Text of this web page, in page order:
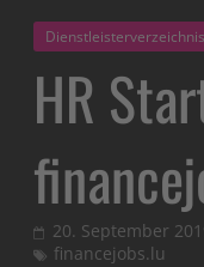
Dienstleisterverzeichnis
HR
20. September
financejobs.lu